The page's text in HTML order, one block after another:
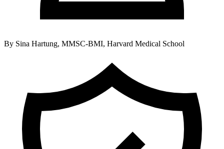
By Sina Hartung, MMSC-BMI, Harvard Medical School